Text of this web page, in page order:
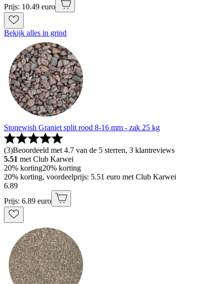
Prijs: 10.49 euro
Bekijk alles in grind
Stonewish Graniet split rood 8-16 mm - zak 25 kg
(3)Beoordeeld met 4.7 van de 5 sterren, 3 klantreviews
5.51 met Club Karwei
20% korting20% korting
20% korting, voordeelprijs: 5.51 euro met Club Karwei
6.89
Prijs: 6.89 euro